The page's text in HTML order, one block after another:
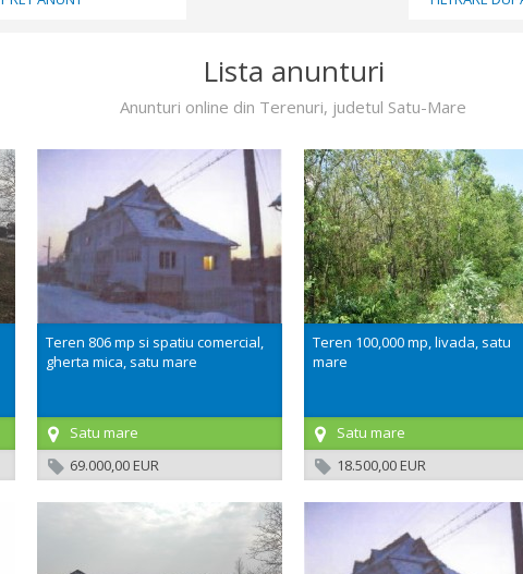
Lista anunturi
Anunturi online din Terenuri, judetul Satu-Mare
Teren 806 mp si spatiu comercial,
gherta mica, satu mare
Satu mare
69.000,00 EUR
Teren 100,000 mp, livada, satu
mare
Satu mare
18.500,00 EUR